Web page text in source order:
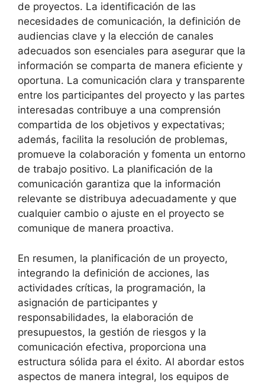
de proyectos. La identificación de las
necesidades de comunicación, la definición de
audiencias clave y la elección de canales
adecuados son esenciales para asegurar que la
información se comparta de manera eficiente y
oportuna. La comunicación clara y transparente
entre los participantes del proyecto y las partes
interesadas contribuye a una comprensión
compartida de los objetivos y expectativas;
además, facilita la resolución de problemas,
promueve la colaboración y fomenta un entorno
de trabajo positivo. La planificación de la
comunicación garantiza que la información
relevante se distribuya adecuadamente y que
cualquier cambio o ajuste en el proyecto se
comunique de manera proactiva.
En resumen, la planificación de un proyecto,
integrando la definición de acciones, las
actividades críticas, la programación, la
asignación de participantes y
responsabilidades, la elaboración de
presupuestos, la gestión de riesgos y la
comunicación efectiva, proporciona una
estructura sólida para el éxito. Al abordar estos
aspectos de manera integral, los equipos de